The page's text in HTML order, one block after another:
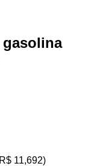
gasolina
11,692)